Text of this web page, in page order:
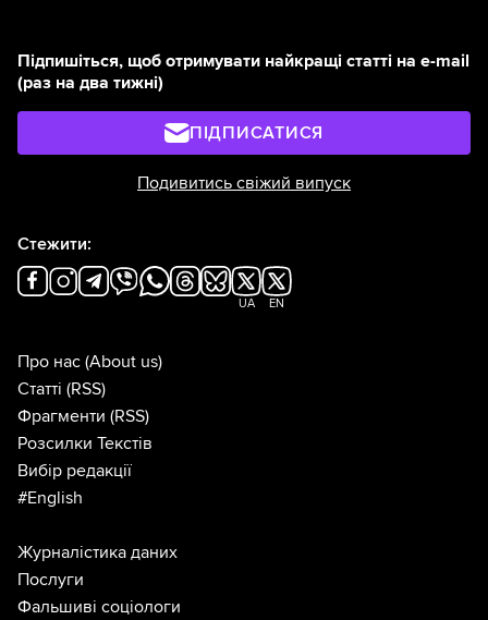
Підпишіться, щоб отримувати найкращі статті на e-mail
(раз на два тижні)
ПІДПИСАТИСЯ
Подивитись свіжий випуск
Стежити:
UA EN
Про нас (About us)
Статті (RSS)
Фрагменти (RSS)
Розсилки Текстів
Вибір редакції
#English
Журналістика даних
Послуги
Фальшиві соціологи